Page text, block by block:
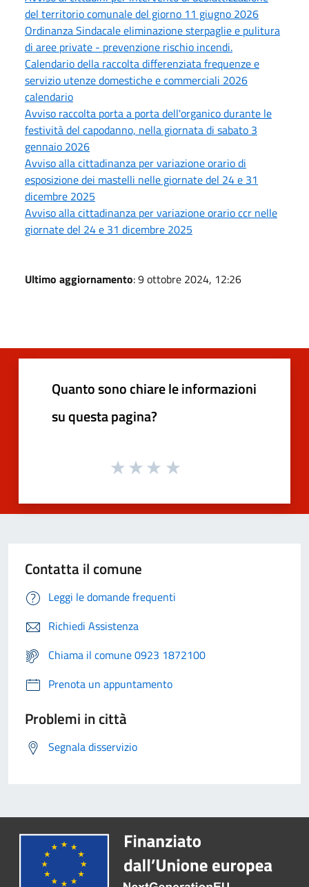
del territorio comunale del giorno 11 giugno 2026
Ordinanza Sindacale eliminazione sterpaglie e pulitura
di aree private - prevenzione rischio incendi.
Calendario della raccolta differenziata frequenze e
servizio utenze domestiche e commerciali 2026
calendario
Avviso raccolta porta a porta dell'organico durante le
festività del capodanno, nella giornata di sabato 3
gennaio 2026
Avviso alla cittadinanza per variazione orario di
esposizione dei mastelli nelle giornate del 24 e 31
dicembre 2025
Avviso alla cittadinanza per variazione orario ccr nelle
giornate del 24 e 31 dicembre 2025
Ultimo aggiornamento: 9 ottobre 2024, 12:26
Quanto sono chiare le informazioni
su questa pagina?
Contatta il comune
Leggi le domande frequenti
Richiedi Assistenza
Chiama il comune 0923 1872100
Prenota un appuntamento
Problemi in città
Segnala disservizio